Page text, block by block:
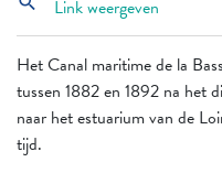
Het Canal maritime de la
tussen 1882 en 1892 na het
naar het estuarium van de
tijd.
Link weergeven